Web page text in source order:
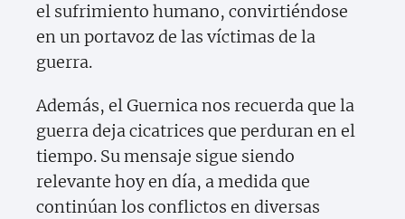
el sufrimiento humano, convirtiéndose
en un portavoz de las víctimas de la
guerra.
Además, el Guernica nos recuerda que la
guerra deja cicatrices que perduran en el
tiempo. Su mensaje sigue siendo
relevante hoy en día, a medida que
continúan los conflictos en diversas